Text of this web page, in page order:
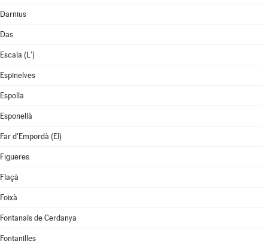
Darnius
Das
Escala (L')
Espinelves
Espolla
Esponellà
Far d'Empordà (El)
Figueres
Flaçà
Foixà
Fontanals de Cerdanya
Fontanilles